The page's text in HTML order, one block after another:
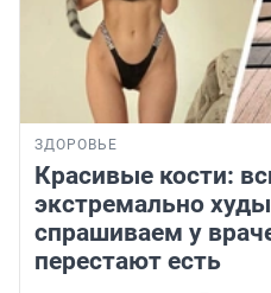
ЗДОРОВЬЕ
Красивые кости:
экстремально
спрашиваем у
перестают есть